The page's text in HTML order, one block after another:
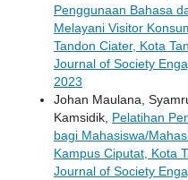
Penggunaan Bahasa
Melayani Visitor
Tandon Ciater, Kota
Journal of Society
2023
Johan Maulana,
Kamsidik, Pelatihan
bagi Mahasiswa/
Kampus Ciputat, Kota
Journal of Society